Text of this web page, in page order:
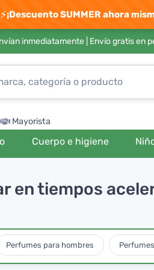
⚡¡Descuento SUMMER ahora
inmediatamente | Envío gratis en
Mayorista
Cuerpo e higiene
en tiempos
Perfumes para hombres